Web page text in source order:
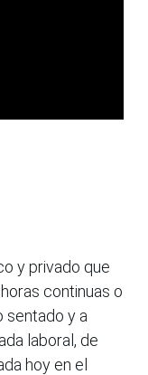
y privado que
continuas o
sentado y a
laboral, de
hoy en el